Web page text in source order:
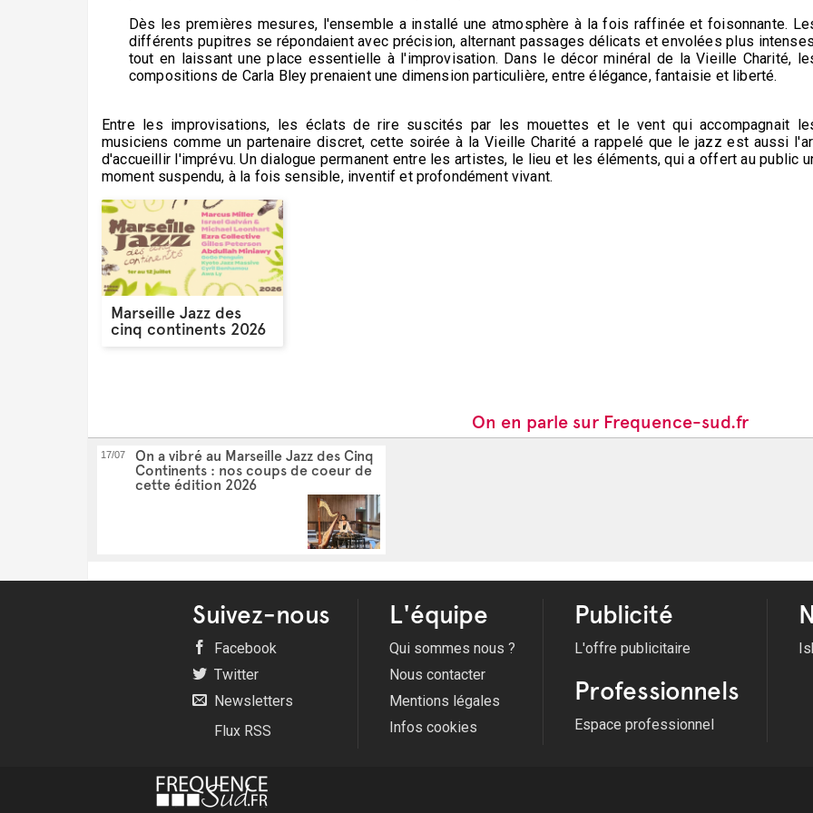
Dès les premières mesures, l'ensemble a installé une atmosphère à la fois raffinée et foisonnante.
différents pupitres se répondaient avec précision, alternant passages délicats et envolées plus
tout en laissant une place essentielle à l'improvisation. Dans le décor minéral de la Vieille Charité,
compositions de Carla Bley prenaient une dimension particulière, entre élégance, fantaisie et liberté.
Entre les improvisations, les éclats de rire suscités par les mouettes et le vent qui accompagnait
musiciens comme un partenaire discret, cette soirée à la Vieille Charité a rappelé que le jazz est aussi
d'accueillir l'imprévu. Un dialogue permanent entre les artistes, le lieu et les éléments, qui a offert au public
moment suspendu, à la fois sensible, inventif et profondément vivant.
Marseille Jazz des
cinq continents 2026
On en parle sur Frequence-sud.fr
17/07
On a vibré au Marseille Jazz des Cinq
Continents : nos coups de coeur de
cette édition 2026
Suivez-nous
Facebook
Twitter
Newsletters
Flux RSS
L'équipe
Qui sommes nous ?
Nous contacter
Mentions légales
Infos cookies
Publicité
L'offre publicitaire
Professionnels
Espace professionnel